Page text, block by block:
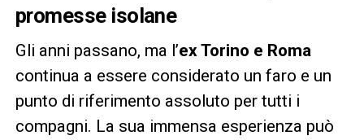
promesse isolane
Gli anni passano, ma l’ex Torino e Roma
continua a essere considerato un faro e un
punto di riferimento assoluto per tutti i
compagni. La sua immensa esperienza può